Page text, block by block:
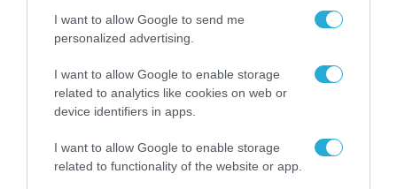
I want to allow Google to send me
personalized advertising.
I want to allow Google to enable storage
related to analytics like cookies on web or
device identifiers in apps.
I want to allow Google to enable storage
related to functionality of the website or app.
06.08.2026 | 09:03